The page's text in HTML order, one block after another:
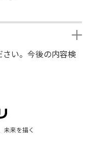
さい。今後の内容検
未来を描く